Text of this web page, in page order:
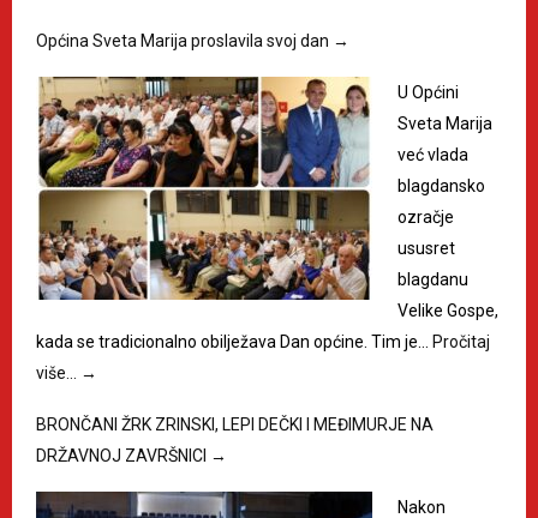
Općina Sveta Marija proslavila svoj dan →
U Općini
Sveta Marija
već vlada
blagdansko
ozračje
ususret
blagdanu
Velike Gospe,
kada se tradicionalno obilježava Dan općine. Tim je…
Pročitaj
više…
→
BRONČANI ŽRK ZRINSKI, LEPI DEČKI I MEĐIMURJE NA
DRŽAVNOJ ZAVRŠNICI →
Nakon